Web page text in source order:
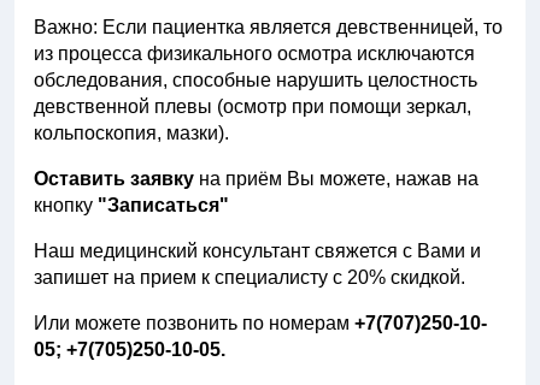
Важно: Если пациентка является девственницей, то
из процесса физикального осмотра исключаются
обследования, способные нарушить целостность
девственной плевы (осмотр при помощи зеркал,
кольпоскопия, мазки).
Оставить заявку на приём Вы можете, нажав на
кнопку "Записаться"
Наш медицинский консультант свяжется с Вами и
запишет на прием к специалисту с 20% скидкой.
Или можете позвонить по номерам +7(707)250-10-
05; +7(705)250-10-05.